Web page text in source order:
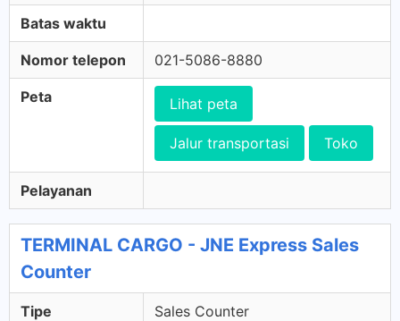
Batas waktu
Nomor telepon 021-5086-8880
Peta Lihat peta
Jalur transportasi Toko
Pelayanan
TERMINAL CARGO - JNE Express Sales
Counter
Tipe Sales Counter